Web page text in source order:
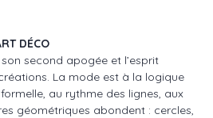
DÉCO
second apogée et l’esprit
La mode est à la logique
au rythme des lignes, aux
géométriques abondent : cercles,